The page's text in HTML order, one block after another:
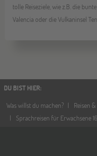
tolle Reiseziele, wie z.B. die
Valencia oder die Vulkaninsel
DU BIST HIER:
Was willst du machen?
Reisen
Sprachreisen für Erwachsene